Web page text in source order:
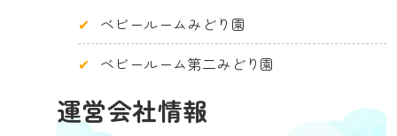
ベビールームみどり園
ベビールーム第二みどり園
運営会社情報